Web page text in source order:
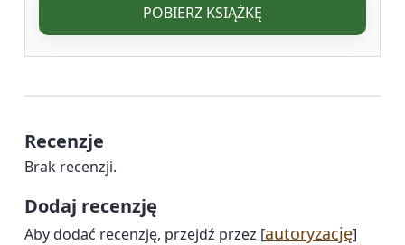
POBIERZ KSIĄŻKĘ
Recenzje
Brak recenzji.
Dodaj recenzję
Aby dodać recenzję, przejdź przez [autoryzację]